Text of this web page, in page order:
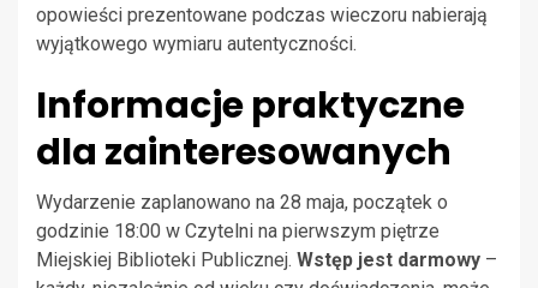
opowieści prezentowane podczas wieczoru nabierają
wyjątkowego wymiaru autentyczności.
Informacje praktyczne
dla zainteresowanych
Wydarzenie zaplanowano na 28 maja, początek o
godzinie 18:00 w Czytelni na pierwszym piętrze
Miejskiej Biblioteki Publicznej. Wstęp jest darmowy –